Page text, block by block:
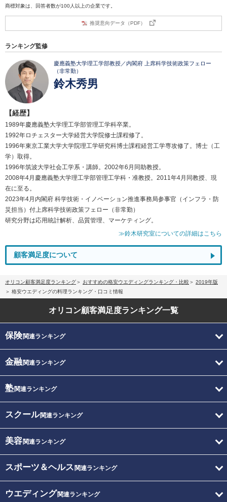
商標対象は、回答者数が100人以上の企業です。
推奨意向データ（PDF）
ランキング監修
慶應義塾大学理工学部教授／内閣府 上席科学技術政策フェロー
（非常勤）
鈴木秀男
【経歴】
1989年慶應義塾大学理工学部管理工学科卒業。
1992年ロチェスター大学経営大学院修士課程修了。
1996年東京工業大学大学院理工学研究科博士課程経営工学専攻修了。博士（工
学）取得。
1996年筑波大学社会工学系・講師。2002年6月同助教授。
2008年4月慶應義塾大学理工学部管理工学科・准教授。2011年4月同教授、現
在に至る。
2023年4月内閣府 科学技術・イノベーション推進事務局参事官（インフラ・防
災担当）付上席科学技術政策フェロー（非常勤）
研究分野は応用統計解析、品質管理、マーケティング。
≫鈴木研究室についての詳細はこちら
顧客満足度について
オリコン顧客満足度ランキング おすすめの格安ウエディングランキング・比較
2019年版
格安ウエディングの料理ランキング・口コミ情報
オリコン顧客満足度ランキング一覧
保険関連ランキング
金融関連ランキング
塾関連ランキング
スクール関連ランキング
美容関連ランキング
スポーツ＆ヘルス 関連ランキング
ウエディング関連ランキング